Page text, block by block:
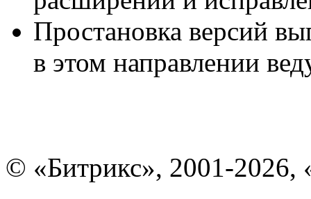
Простановка версий
в этом направлении
© «Битрикс», 2001-2026,